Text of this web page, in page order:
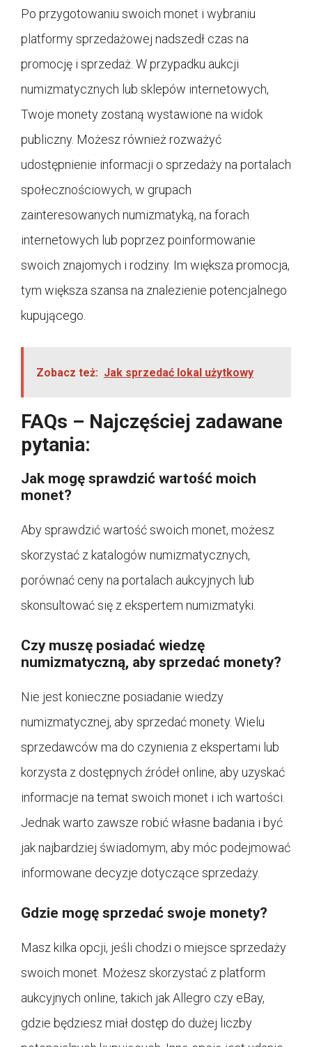
Po przygotowaniu swoich monet i wybraniu
platformy sprzedażowej nadszedł czas na
promocję i sprzedaż. W przypadku aukcji
numizmatycznych lub sklepów internetowych,
Twoje monety zostaną wystawione na widok
publiczny. Możesz również rozważyć
udostępnienie informacji o sprzedaży na portalach
społecznościowych, w grupach
zainteresowanych numizmatyką, na forach
internetowych lub poprzez poinformowanie
swoich znajomych i rodziny. Im większa promocja,
tym większa szansa na znalezienie potencjalnego
kupującego.
Zobacz też: Jak sprzedać lokal użytkowy
FAQs – Najczęściej zadawane
pytania:
Jak mogę sprawdzić wartość moich
monet?
Aby sprawdzić wartość swoich monet, możesz
skorzystać z katalogów numizmatycznych,
porównać ceny na portalach aukcyjnych lub
skonsultować się z ekspertem numizmatyki.
Czy muszę posiadać wiedzę
numizmatyczną, aby sprzedać monety?
Nie jest konieczne posiadanie wiedzy
numizmatycznej, aby sprzedać monety. Wielu
sprzedawców ma do czynienia z ekspertami lub
korzysta z dostępnych źródeł online, aby uzyskać
informacje na temat swoich monet i ich wartości.
Jednak warto zawsze robić własne badania i być
jak najbardziej świadomym, aby móc podejmować
informowane decyzje dotyczące sprzedaży.
Gdzie mogę sprzedać swoje monety?
Masz kilka opcji, jeśli chodzi o miejsce sprzedaży
swoich monet. Możesz skorzystać z platform
aukcyjnych online, takich jak Allegro czy eBay,
gdzie będziesz miał dostęp do dużej liczby